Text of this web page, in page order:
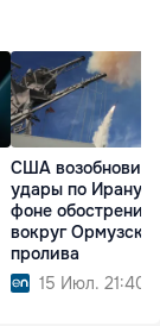
США возобновили
удары по Ирану
фоне обострения
вокруг
пролива
15 Июл. 21:40